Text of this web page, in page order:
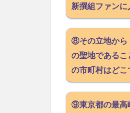
新撰組ファン
⑧その立地から
の聖地である
の市町村はどこ
⑨東京都の最高